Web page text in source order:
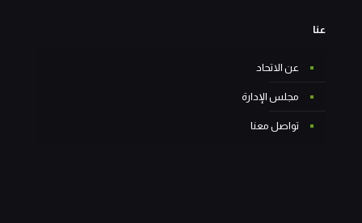
عنا
عن الاتحاد
مجلس الإدارة
تواصل معنا